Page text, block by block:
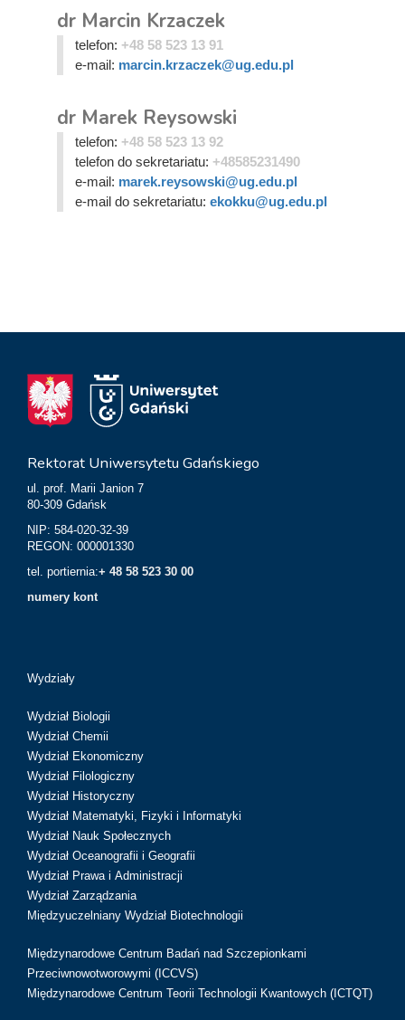
dr Marcin Krzaczek
telefon: +48 58 523 13 91
e-mail: marcin.krzaczek@ug.edu.pl
dr Marek Reysowski
telefon: +48 58 523 13 92
telefon do sekretariatu: +48585231490
e-mail: marek.reysowski@ug.edu.pl
e-mail do sekretariatu: ekokku@ug.edu.pl
Rektorat Uniwersytetu Gdańskiego
ul. prof. Marii Janion 7
80-309 Gdańsk
NIP: 584-020-32-39
REGON: 000001330
tel. portiernia:+ 48 58 523 30 00
numery kont
Wydziały
Wydział Biologii
Wydział Chemii
Wydział Ekonomiczny
Wydział Filologiczny
Wydział Historyczny
Wydział Matematyki, Fizyki i Informatyki
Wydział Nauk Społecznych
Wydział Oceanografii i Geografii
Wydział Prawa i Administracji
Wydział Zarządzania
Międzyuczelniany Wydział Biotechnologii
Międzynarodowe Centrum Badań nad Szczepionkami
Przeciwnowotworowymi (ICCVS)
Międzynarodowe Centrum Teorii Technologii Kwantowych (ICTQT)